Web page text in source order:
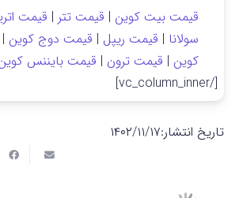
قیمت بیت کوین | قیمت تتر | قیمت
سولانا | قیمت ریپل | قیمت دوج کوین |
کوین | قیمت ترون | قیمت بایننس
[/vc_column_inner]
تاریخ انتشار:۱۴۰۲/۱۱/۱۷